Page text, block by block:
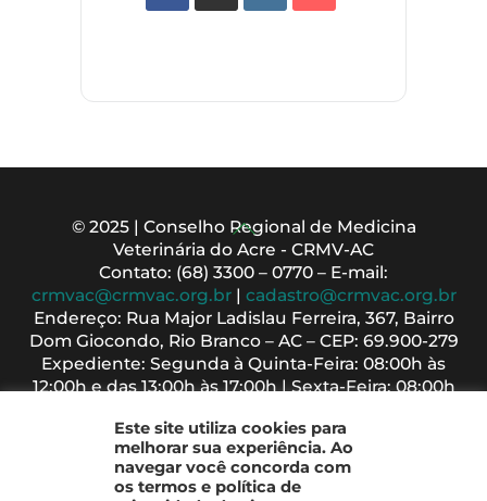
Back
To
Top
© 2025 | Conselho Regional de Medicina
Veterinária do Acre - CRMV-AC
Contato: (68) 3300 – 0770 – E-mail:
crmvac@crmvac.org.br| cadastro@crmvac.org.br
Endereço: Rua Major Ladislau Ferreira, 367, Bairro
Dom Giocondo, Rio Branco – AC – CEP: 69.900-279
Expediente: Segunda à Quinta-Feira: 08:00h às
12:00h e das 13:00h às 17:00h | Sexta-Feira: 08:00h
Este site utiliza cookies para
melhorar sua experiência. Ao
navegar você concorda com
os termos e política de